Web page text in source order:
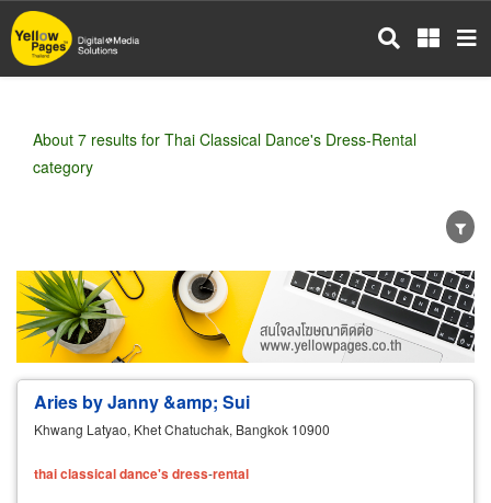
Skip
to
main
About 7 results for Thai Classical Dance's Dress-Rental
category
Wholesale Retail Manufacturer
Dealer
Exporter/Importer
Service Business
Aries by Janny &amp; Sui
Khwang Latyao, Khet Chatuchak, Bangkok 10900
thaiclassicaldance'sdress-rental